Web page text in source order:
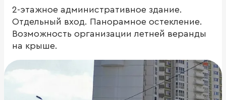
2-этажное административное здание.
Отдельный вход. Панорамное остекление.
Возможность организации летней веранды
на крыше.